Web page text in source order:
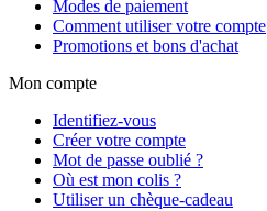
Modes de paiement
Comment utiliser votre compte
Promotions et bons d'achat
Mon compte
Identifiez-vous
Créer votre compte
Mot de passe oublié ?
Où est mon colis ?
Utiliser un chèque-cadeau